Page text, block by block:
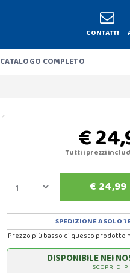
CONTATTI
CATALOGO COMPLETO
€
Tutti i prezzi
€ 24,99
SPEDIZIONE A SOLO 1
Prezzo più basso di questo prodotto
DISPONIBILE NEI
SCOPRI DI